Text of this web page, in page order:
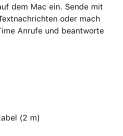
dem Mac ein. Sende mit
oder mach
Anrufe und beantworte
(2 m)